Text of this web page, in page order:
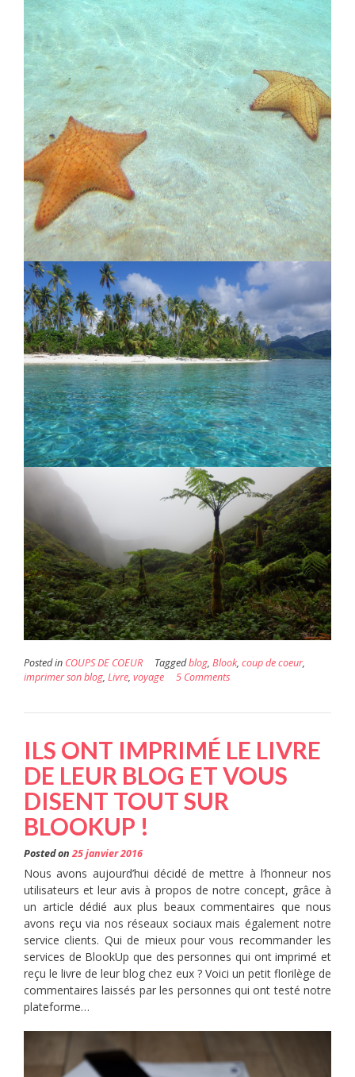
Posted in COUPS DE COEUR Taggedblog, Blook, coup de coeur,
imprimer son blog, Livre, voyage 5 Comments
ILS ONT IMPRIMÉ LE LIVRE
DE LEUR BLOG ET VOUS
DISENT TOUT SUR
BLOOKUP !
Posted on25 janvier 2016
Nous avons aujourd’hui décidé de mettre à l’honneur nos
utilisateurs et leur avis à propos de notre concept, grâce à
un article dédié aux plus beaux commentaires que nous
avons reçu via nos réseaux sociaux mais également notre
service clients. Qui de mieux pour vous recommander les
services de BlookUp que des personnes qui ont imprimé et
reçu le livre de leur blog chez eux ? Voici un petit florilège de
commentaires laissés par les personnes qui ont testé notre
plateforme…